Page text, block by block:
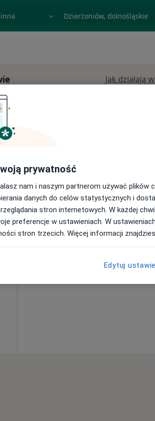
miasto lub dzielnica
Jak działają
w obszarach bliskich Twojemu
7 Sie
Umawianie online nie jest
Pokaż profil
prywatność
nam i naszym partnerom używać plików
danych do celów statystycznych i
stron internetowych. W każdej
preferencje w ustawieniach. W
stron trzecich. Więcej informacji
Edytuj